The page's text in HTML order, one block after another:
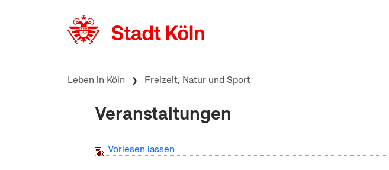
Leben in Köln Freizeit, Natur und Sport
Veranstaltungen
Vorlesen lassen